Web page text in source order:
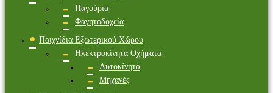
Παγούρια
Φαγητοδοχεία
Παιχνίδια Εξωτερικού Χώρου
Ηλεκτροκίνητα Οχήματα
Αυτοκίνητα
Μηχανές